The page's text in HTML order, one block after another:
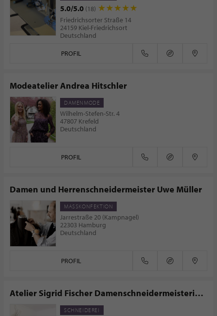
5.0/5.0 (18)
Friedrichsorter Straße 14
24159 Kiel-Friedrichsort
Deutschland
PROFIL
Modeatelier Andrea Hitschler
DAMENMODE
Wilhelm-Stefen-Str. 4
47807 Krefeld
Deutschland
PROFIL
Damen und Herrenschneidermeister Uwe Müller
MASSKONFEKTION
Jarrestraße 20 (Kampnagel)
22303 Hamburg
Deutschland
PROFIL
Atelier Sigrid Fischer Damenschneidermeisterin
SchnittdirektriceSCHNEIDEREI